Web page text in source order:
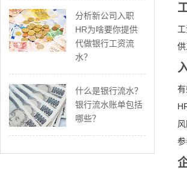
分析新公司入职
HR为啥要你提供
代做银行工资流
水？
什么是银行流水？
银行流水账单包括
哪些？
参